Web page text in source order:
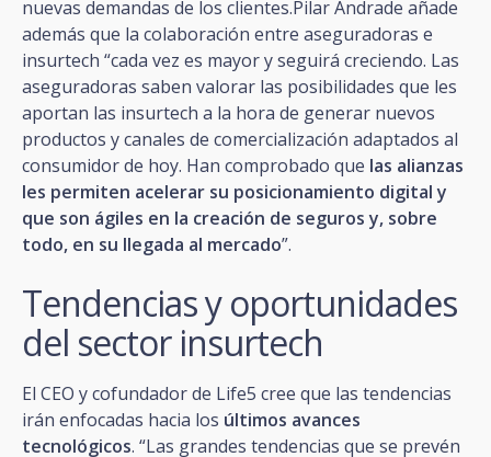
nuevas demandas de los clientes.Pilar Andrade añade
además que la colaboración entre aseguradoras e
insurtech “cada vez es mayor y seguirá creciendo. Las
aseguradoras saben valorar las posibilidades que les
aportan las insurtech a la hora de generar nuevos
productos y canales de comercialización adaptados al
consumidor de hoy. Han comprobado que las alianzas
les permiten acelerar su posicionamiento digital y
que son ágiles en la creación de seguros y, sobre
todo, en su llegada al mercado”.
Tendencias y oportunidades
del sector insurtech
El CEO y cofundador de Life5 cree que las tendencias
irán enfocadas hacia los últimos avances
tecnológicos. “Las grandes tendencias que se prevén